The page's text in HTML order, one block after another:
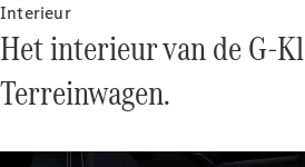
Showroom
MPV
Interieur
Het interieur van de G-
Terreinwagen.